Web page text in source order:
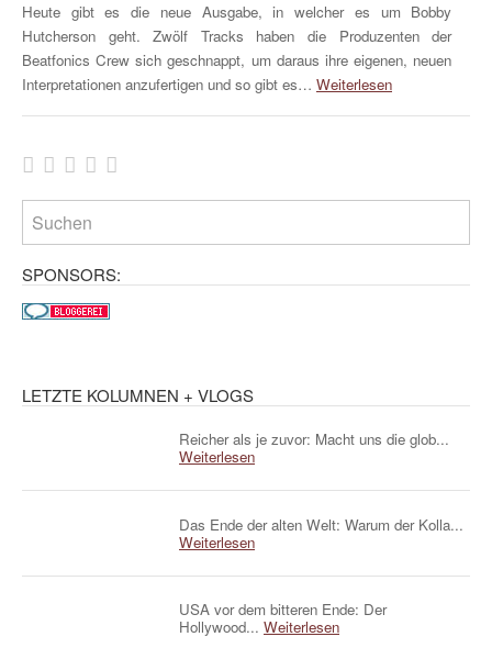
Heute gibt es die neue Ausgabe, in welcher es um Bobby
Hutcherson geht. Zwölf Tracks haben die Produzenten der
Beatfonics Crew sich geschnappt, um daraus ihre eigenen, neuen
Interpretationen anzufertigen und so gibt es… Weiterlesen
SPONSORS:
LETZTE KOLUMNEN + VLOGS
Reicher als je zuvor: Macht uns die glob...
Weiterlesen
Das Ende der alten Welt: Warum der Kolla...
Weiterlesen
USA vor dem bitteren Ende: Der
Hollywood... Weiterlesen